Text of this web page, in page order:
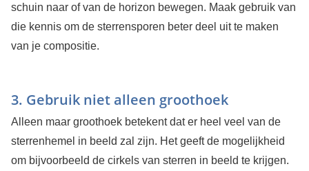
schuin naar of van de horizon bewegen. Maak gebruik van
die kennis om de sterrensporen beter deel uit te maken
van je compositie.
3. Gebruik niet alleen groothoek
Alleen maar groothoek betekent dat er heel veel van de
sterrenhemel in beeld zal zijn. Het geeft de mogelijkheid
om bijvoorbeeld de cirkels van sterren in beeld te krijgen.